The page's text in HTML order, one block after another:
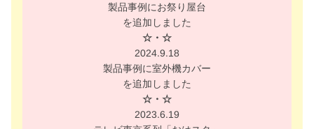
製品事例にお祭り屋台
を追加しました
☆・☆
2024.9.18
製品事例に室外機カバー
を追加しました
☆・☆
2023.6.19